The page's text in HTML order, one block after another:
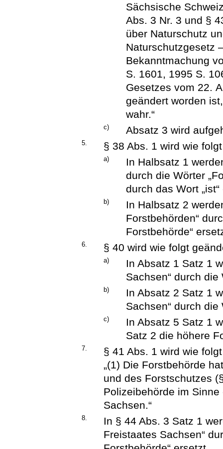
Sächsische
Abs. 3 Nr. 3 und §
über Naturschutz
Naturschutzgesetz
Bekanntmachung
S. 1601, 1995 S.
Gesetzes vom 22.
geändert worden
wahr.“
c) Absatz 3 wird
5. § 38 Abs. 1 wird wie
a)
In Halbsatz 1
durch die Wörter
durch das Wort
b)
In Halbsatz 2
Forstbehörden“
Forstbehörde“
6. § 40 wird wie folgt
a)
In Absatz 1 Satz 1
Sachsen“ durch die
b)
In Absatz 2 Satz 1
Sachsen“ durch die
c)
In Absatz 5 Satz 1
Satz 2 die höhere
7.
§ 41 Abs. 1 wird wie
„(1) Die Forstbehörde
und des Forstschutzes
Polizeibehörde im
Sachsen.“
8.
In § 44 Abs. 3 Satz 1
Freistaates Sachsen“